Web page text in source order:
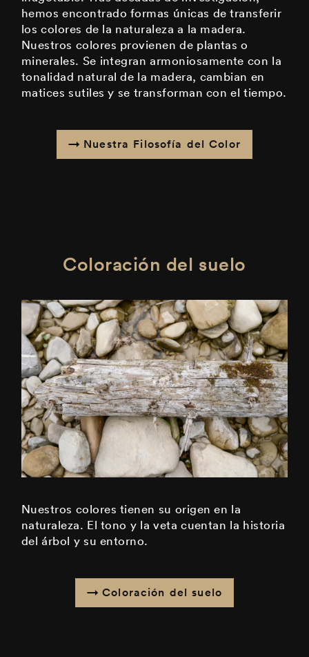
hemos encontrado formas únicas de transferir
los colores de la naturaleza a la madera.
Nuestros colores provienen de plantas o
minerales. Se integran armoniosamente con la
tonalidad natural de la madera, cambian en
matices sutiles y se transforman con el tiempo.
Nuestra Filosofía del Color
Coloración del suelo
Nuestros colores tienen su origen en la
naturaleza. El tono y la veta cuentan la historia
del árbol y su entorno.
Coloración del suelo